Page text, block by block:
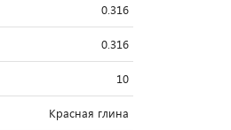
0.316
0.316
10
Красная глина